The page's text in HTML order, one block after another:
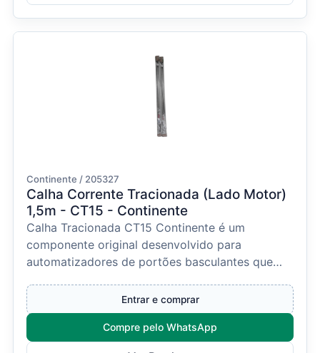
Continente / 205327
Calha Corrente Tracionada (Lado Motor)
1,5m - CT15 - Continente
Calha Tracionada CT15 Continente é um
componente original desenvolvido para
automatizadores de portões basculantes que
Entrar e comprar
Compre pelo WhatsApp